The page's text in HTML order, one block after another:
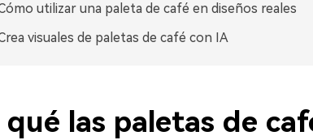
utilizar una paleta de café en diseños reales
visuales de paletas de café con IA
qué las paletas de